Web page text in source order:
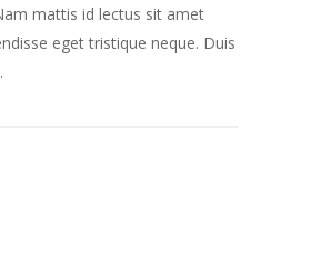
mattis id lectus sit amet
eget tristique neque. Duis